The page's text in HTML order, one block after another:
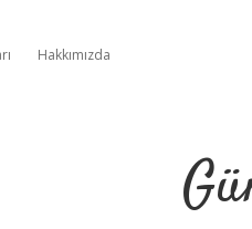
Hakkımızda